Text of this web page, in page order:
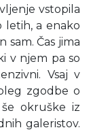
vstopila
letih, a enako
sam. Čas jima
v njem pa so
Vsaj v
zgodbe o
okruške iz
galeristov.